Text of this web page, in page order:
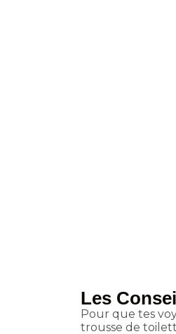
Les
Pour que tes
trousse de